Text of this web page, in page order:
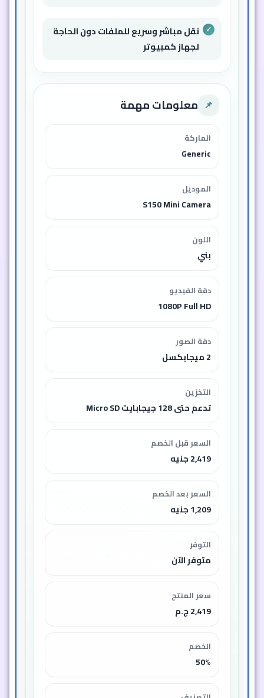
نقل مباشر وسريع للملفات دون الحاجة
لجهاز كمبيوتر
📌 معلومات مهمة
الماركة
Generic
الموديل
S150 Mini Camera
اللون
بني
دقة الفيديو
1080P Full HD
دقة الصور
2 ميجابكسل
التخزين
تدعم حتى 128 جيجابايت Micro SD
السعر قبل الخصم
2,419 جنيه
السعر بعد الخصم
1,209 جنيه
التوفر
متوفر الآن
سعر المنتج
2,419 ج.م
الخصم
50%